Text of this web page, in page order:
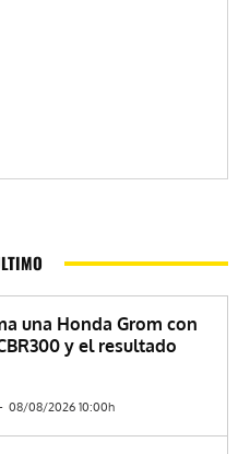
una Honda Grom con
y el resultado
- 08/08/2026 10:00h